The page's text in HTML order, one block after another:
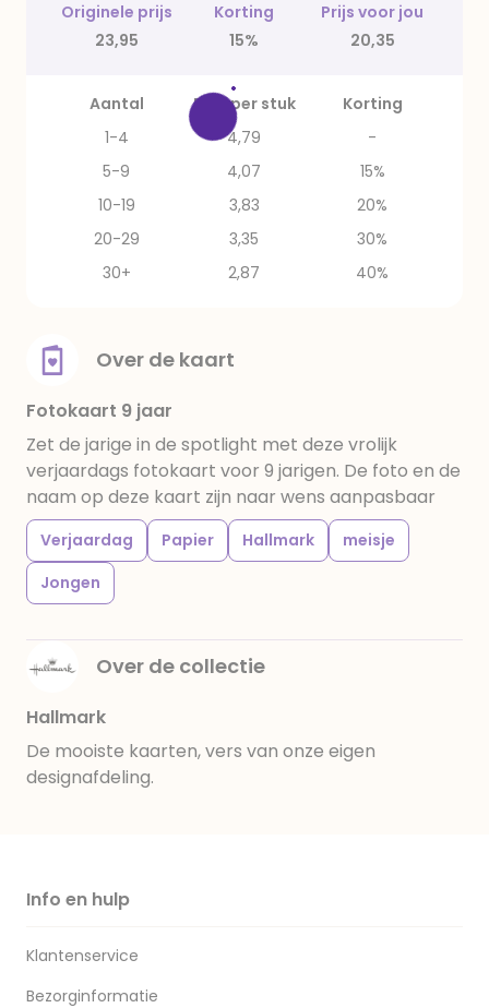
Originele prijs Korting
Prijs voor jou
23,95
15% 20,35
Aantal Prijs per stuk
Korting
1-4
4,79
-
5-9
4,07
15%
10-19
3,83
20%
20-29
3,35
30%
30+
2,87 40%
Over de kaart
Fotokaart 9 jaar
Zet de jarige in de spotlight met deze vrolijk
verjaardags fotokaart voor 9 jarigen. De foto en de
naam op deze kaart zijn naar wens aanpasbaar
Verjaardag Papier Hallmark
meisje
Jongen
Over de collectie
Hallmark
De mooiste kaarten, vers van onze eigen
designafdeling.
Info en hulp
Klantenservice
Bezorginformatie